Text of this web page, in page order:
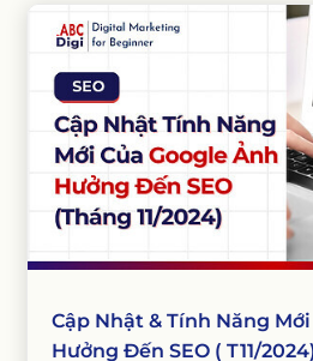
Cập Nhật & Tính Năng
Hưởng Đến SEO ( T11/